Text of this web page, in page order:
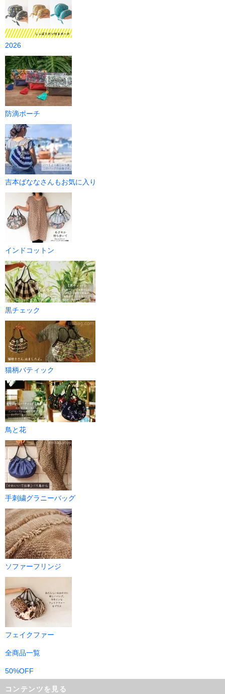
2026
防滴ポーチ
吉本ばななさんもお気に入り
インドコットン
黒チェック
猫柄バティック
鳥と花
手刺繍グラニーバッグ
ソファーフリンジ
フェイクファー
全商品一覧
50%OFF
コンテンツを見る